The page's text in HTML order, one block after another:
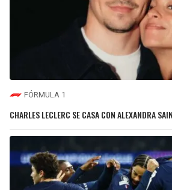
FÓRMULA 1
CHARLES LECLERC SE CASA CON ALEXANDRA